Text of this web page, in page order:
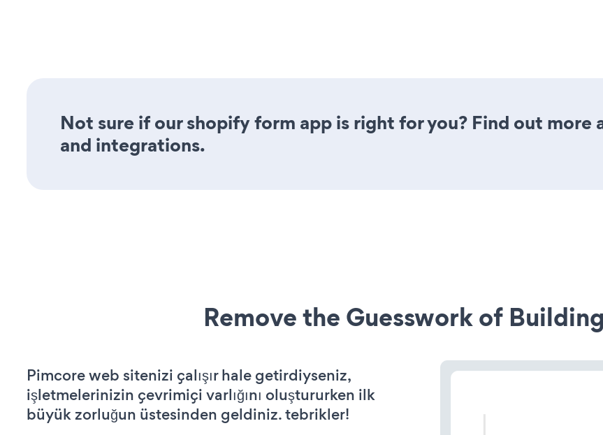
Not sure if our shopify form app is right for you? Find out more
and integrations.
Remove the Guesswork of
Pimcore web sitenizi çalışır hale getirdiyseniz,
işletmelerinizin çevrimiçi varlığını oluştururken ilk
büyük zorluğun üstesinden geldiniz. tebrikler!